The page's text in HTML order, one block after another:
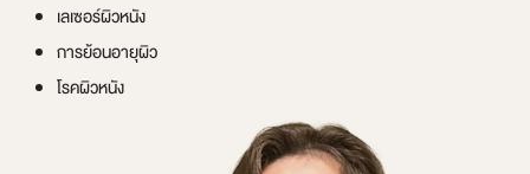
เลเซอร์ผิวหนัง
การย้อนอายุผิว
โรคผิวหนัง